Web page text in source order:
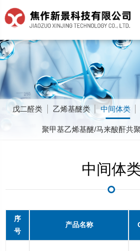
戊二醛类 乙烯基醚类 中间体类
聚甲基乙烯基醚/马来酸酐共
中间体
序
号
产品名称